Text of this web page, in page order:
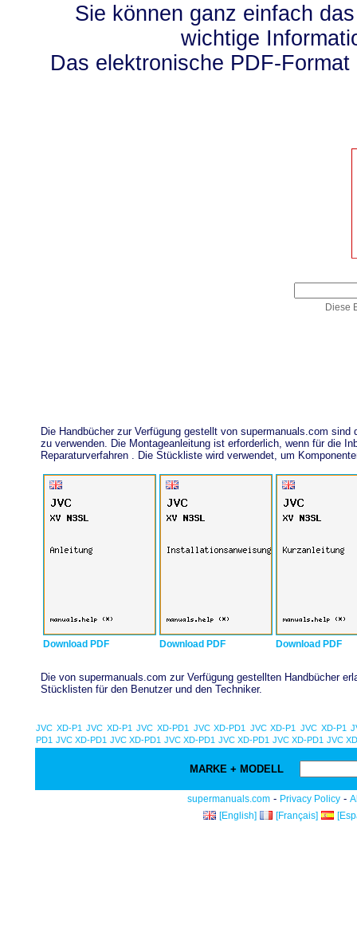
Sie können ganz einfach
wichtige
Das elektronische PDF-
Diese
Die Handbücher zur Verfügung gestellt von supermanuals.com
zu verwenden. Die Montageanleitung ist erforderlich, wenn für die
Reparaturverfahren . Die Stückliste wird verwendet, um
Download PDF Download PDF Download PDF
Die von supermanuals.com zur Verfügung gestellten Handbücher
Stücklisten für den Benutzer und den Techniker.
JVC XD-P1 JVC XD-P1 JVC XD-PD1 JVC XD-PD1 JVC XD-P1 JVC XD-P1
PD1 JVC XD-PD1 JVC XD-PD1 JVC XD-PD1 JVC XD-PD1 JVC XD-PD1 JVC
MARKE + MODELL
supermanuals.com - Privacy Policy -
[English]
[Français]